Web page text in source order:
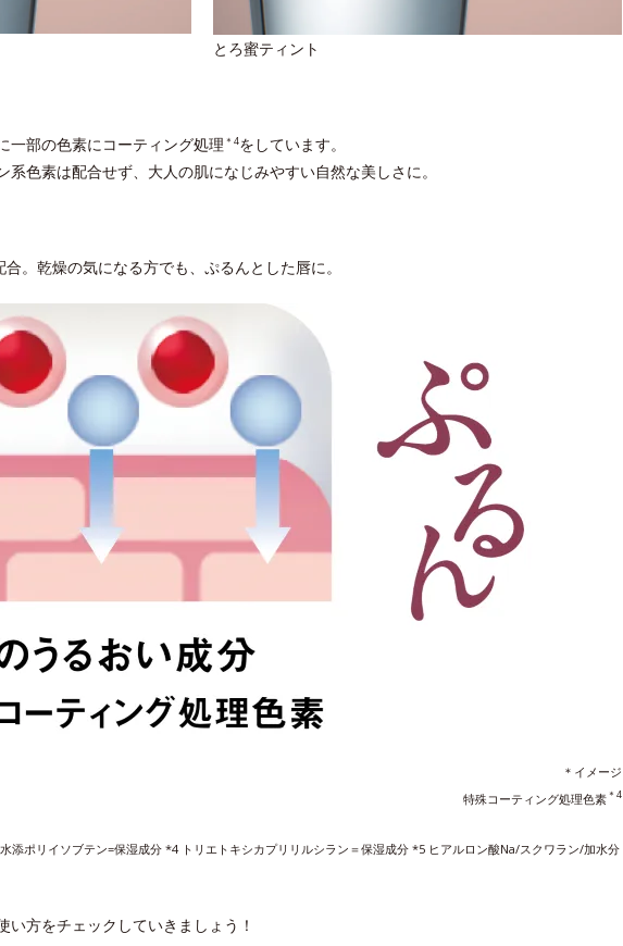
とろ蜜ティント
一部の色素にコーティング処理 ＊4をしています。
系色素は配合せず、大人の肌になじみやすい自然な美しさに。
合。乾燥の気になる方でも、ぷるんとした唇に。
＊イメージ
特殊コーティング処理色素＊4
ポリイソブテン=保湿成分 *4 トリエトキシカプリリルシラン＝保湿成分 *5 ヒアルロン酸Na/スクワラン/加水分
方をチェックしていきましょう！